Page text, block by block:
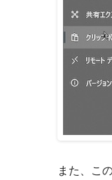
また、こ